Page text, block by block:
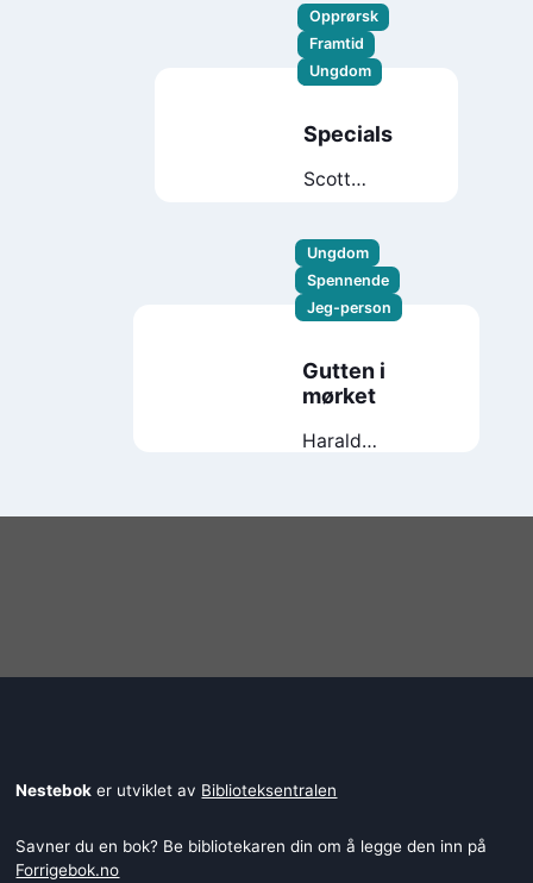
Opprørsk
Framtid
Ungdom
Specials
Scott
Ungdom
Spennende
Jeg-person
Gutten i
mørket
Harald
Nestebok er utviklet av Biblioteksentralen
Savner du en bok? Be bibliotekaren din om å legge den inn på
Forrigebok.no